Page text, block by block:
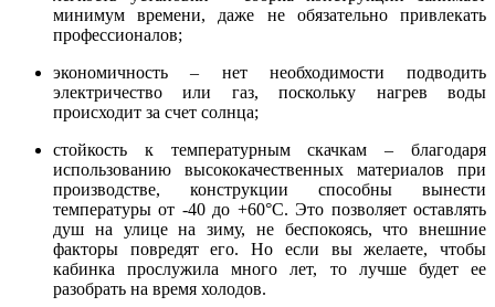
минимум времени, даже не обязательно привлекать
профессионалов;
экономичность – нет необходимости подводить
электричество или газ, поскольку нагрев воды
происходит за счет солнца;
стойкость к температурным скачкам – благодаря
использованию высококачественных материалов при
производстве, конструкции способны вынести
температуры от -40 до +60°С. Это позволяет оставлять
душ на улице на зиму, не беспокоясь, что внешние
факторы повредят его. Но если вы желаете, чтобы
кабинка прослужила много лет, то лучше будет ее
разобрать на время холодов.